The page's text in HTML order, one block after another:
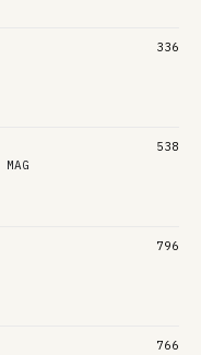
336
MAG
538
796
766